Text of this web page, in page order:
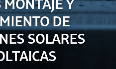
Y
DE
SOLARES